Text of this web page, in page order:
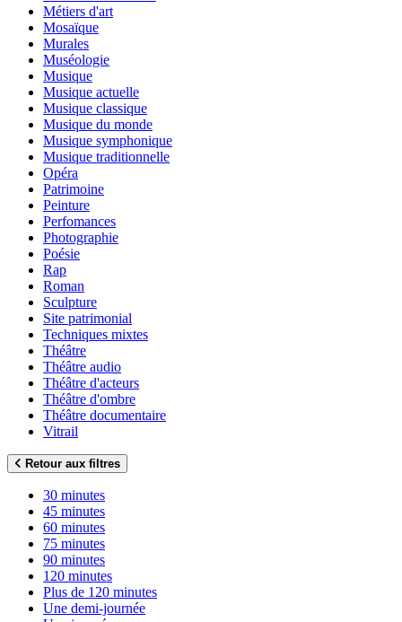
Métiers d'art
Mosaïque
Murales
Muséologie
Musique
Musique actuelle
Musique classique
Musique du monde
Musique symphonique
Musique traditionnelle
Opéra
Patrimoine
Peinture
Perfomances
Photographie
Poésie
Rap
Roman
Sculpture
Site patrimonial
Techniques mixtes
Théâtre
Théâtre audio
Théâtre d'acteurs
Théâtre d'ombre
Théâtre documentaire
Vitrail
Retour aux filtres
30 minutes
45 minutes
60 minutes
75 minutes
90 minutes
120 minutes
Plus de 120 minutes
Une demi-journée